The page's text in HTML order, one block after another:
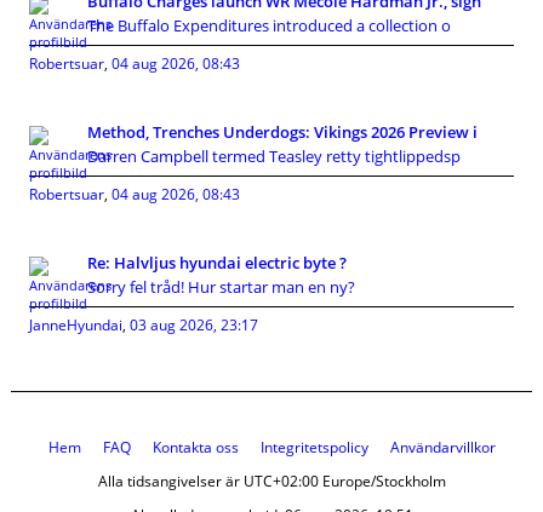
The Buffalo Expenditures introduced a collection o
Robertsuar, 04 aug 2026, 08:43
Method, Trenches Underdogs: Vikings 2026 Preview i
Darren Campbell termed Teasley retty tightlippedsp
Robertsuar, 04 aug 2026, 08:43
Re: Halvljus hyundai electric byte ?
Sorry fel tråd! Hur startar man en ny?
JanneHyundai, 03 aug 2026, 23:17
Hem FAQ Kontakta oss Integritetspolicy
Användarvillkor
Alla tidsangivelser är UTC+02:00 Europe/Stockholm